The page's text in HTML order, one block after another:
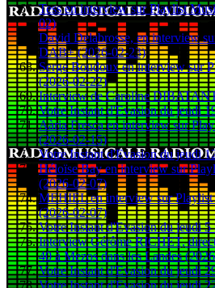
Tess en interview sur Playlist
02)
David Delabrosse, en interview
DAB+ (2026-02-23)
Serge Boudoux en interview sur
(2026-02-22)
Interview de Caroline
Votre Instant d'Evasion du jeudi
Aària Fresca en interview sur
(2026-02-15)
Votre Instant d'Evasion du jeudi
Héloïse Bay en interview sur
(2026-02-07)
MEHIEL en interview sur
(2026-02-07)
Votre Instant d'Evasion du jeudi
Interview Gérôme RICHET,
40 à Mezos dans les Landes
Votre Instant d'Evasion du jeudi
Votre Instant d'Evasion du jeudi